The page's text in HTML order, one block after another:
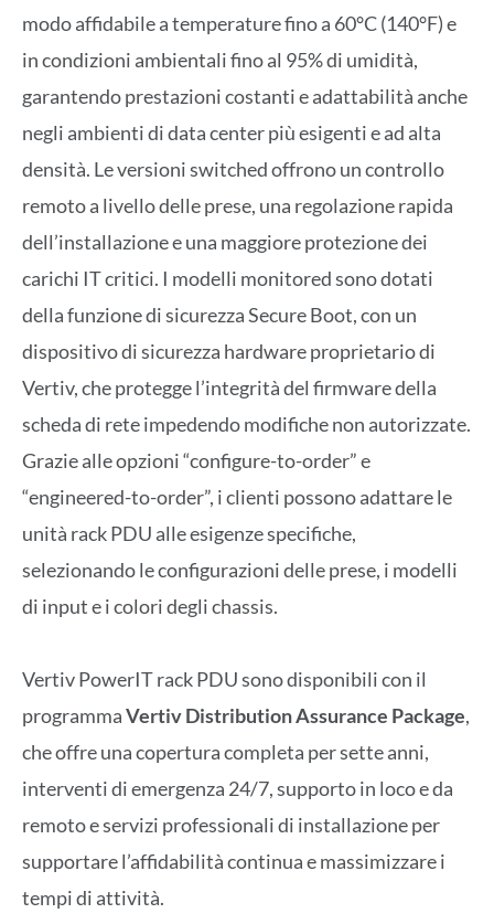
modo affidabile a temperature fino a 60°C (140°F) e
in condizioni ambientali fino al 95% di umidità,
garantendo prestazioni costanti e adattabilità anche
negli ambienti di data center più esigenti e ad alta
densità. Le versioni switched offrono un controllo
remoto a livello delle prese, una regolazione rapida
dell’installazione e una maggiore protezione dei
carichi IT critici. I modelli monitored sono dotati
della funzione di sicurezza Secure Boot, con un
dispositivo di sicurezza hardware proprietario di
Vertiv, che protegge l’integrità del firmware della
scheda di rete impedendo modifiche non autorizzate.
Grazie alle opzioni “configure-to-order” e
“engineered-to-order”, i clienti possono adattare le
unità rack PDU alle esigenze specifiche,
selezionando le configurazioni delle prese, i modelli
di input e i colori degli chassis.
Vertiv PowerIT rack PDU sono disponibili con il
programmaVertiv Distribution Assurance Package,
che offre una copertura completa per sette anni,
interventi di emergenza 24/7, supporto in loco e da
remoto e servizi professionali di installazione per
supportare l’affidabilità continua e massimizzare i
tempi di attività.